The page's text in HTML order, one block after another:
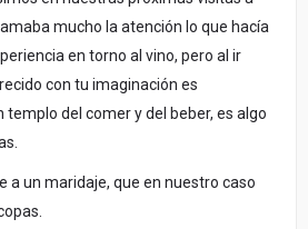
mucho la atención lo que hacía
en torno al vino, pero al ir
con tu imaginación es
templo del comer y del beber, es algo
a un maridaje, que en nuestro caso